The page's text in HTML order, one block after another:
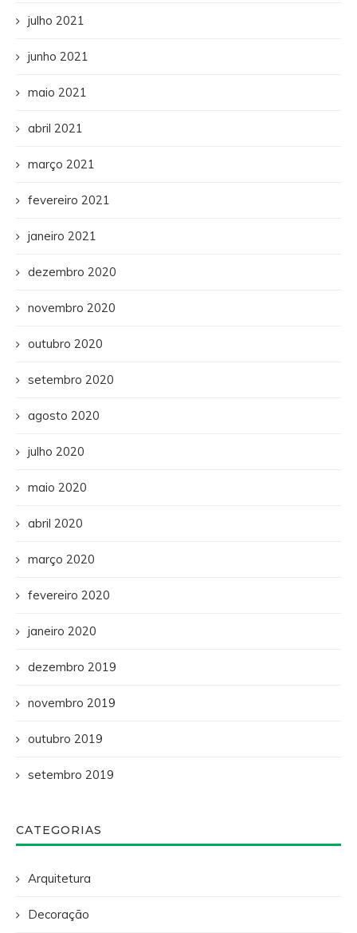
julho 2021
junho 2021
maio 2021
abril 2021
março 2021
fevereiro 2021
janeiro 2021
dezembro 2020
novembro 2020
outubro 2020
setembro 2020
agosto 2020
julho 2020
maio 2020
abril 2020
março 2020
fevereiro 2020
janeiro 2020
dezembro 2019
novembro 2019
outubro 2019
setembro 2019
CATEGORIAS
Arquitetura
Decoração